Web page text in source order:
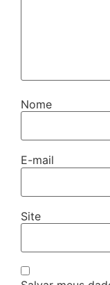
Nome
E-mail
Site